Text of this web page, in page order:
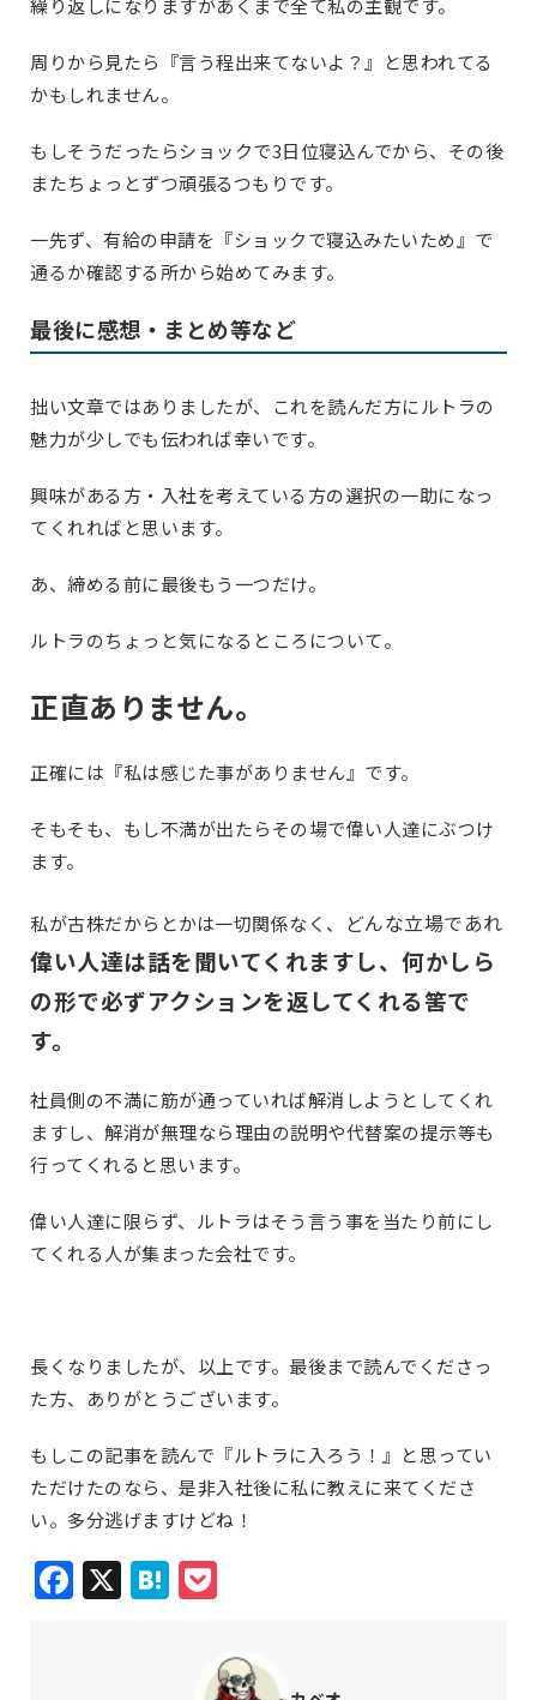
繰り返しになりますがあくまで全て私の主観です。
周りから見たら『言う程出来てないよ？』と思われてる
かもしれません。
もしそうだったらショックで3日位寝込んでから、その後
またちょっとずつ頑張るつもりです。
一先ず、有給の申請を『ショックで寝込みたいため』で
通るか確認する所から始めてみます。
最後に感想・まとめ等など
拙い文章ではありましたが、これを読んだ方にルトラの
魅力が少しでも伝われば幸いです。
興味がある方・入社を考えている方の選択の一助になっ
てくれればと思います。
あ、締める前に最後もう一つだけ。
ルトラのちょっと気になるところについて。
正直ありません。
正確には『私は感じた事がありません』です。
そもそも、もし不満が出たらその場で偉い人達にぶつけ
ます。
私が古株だからとかは一切関係なく、 どんな立場であれ
偉い人達は話を聞いてくれますし、何かしら
の形で必ずアクションを返してくれる筈で
す。
社員側の不満に筋が通っていれば解消しようとしてくれ
ますし、解消が無理なら理由の説明や代替案の提示等も
行ってくれると思います。
偉い人達に限らず、ルトラはそう言う事を当たり前にし
てくれる人が集まった会社です。
長くなりましたが、以上です。最後まで読んでくださっ
た方、ありがとうございます。
もしこの記事を読んで『ルトラに入ろう！』と思ってい
ただけたのなら、是非入社後に私に教えに来てくださ
い。多分逃げますけどね！
Facebook
X Hatena